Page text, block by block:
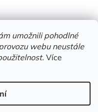
umožnili pohodlné
webu neustále
Více